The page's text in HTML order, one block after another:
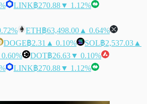
LINK฿270.88▼ 1.12%
ETH฿63,498.00 ▲ 0.64%
DOGE฿2.31 ▲ 0.10% SOL฿2,537.03 ▲
DOT฿26.63▼ 0.10%
LINK฿270.88▼ 1.12%